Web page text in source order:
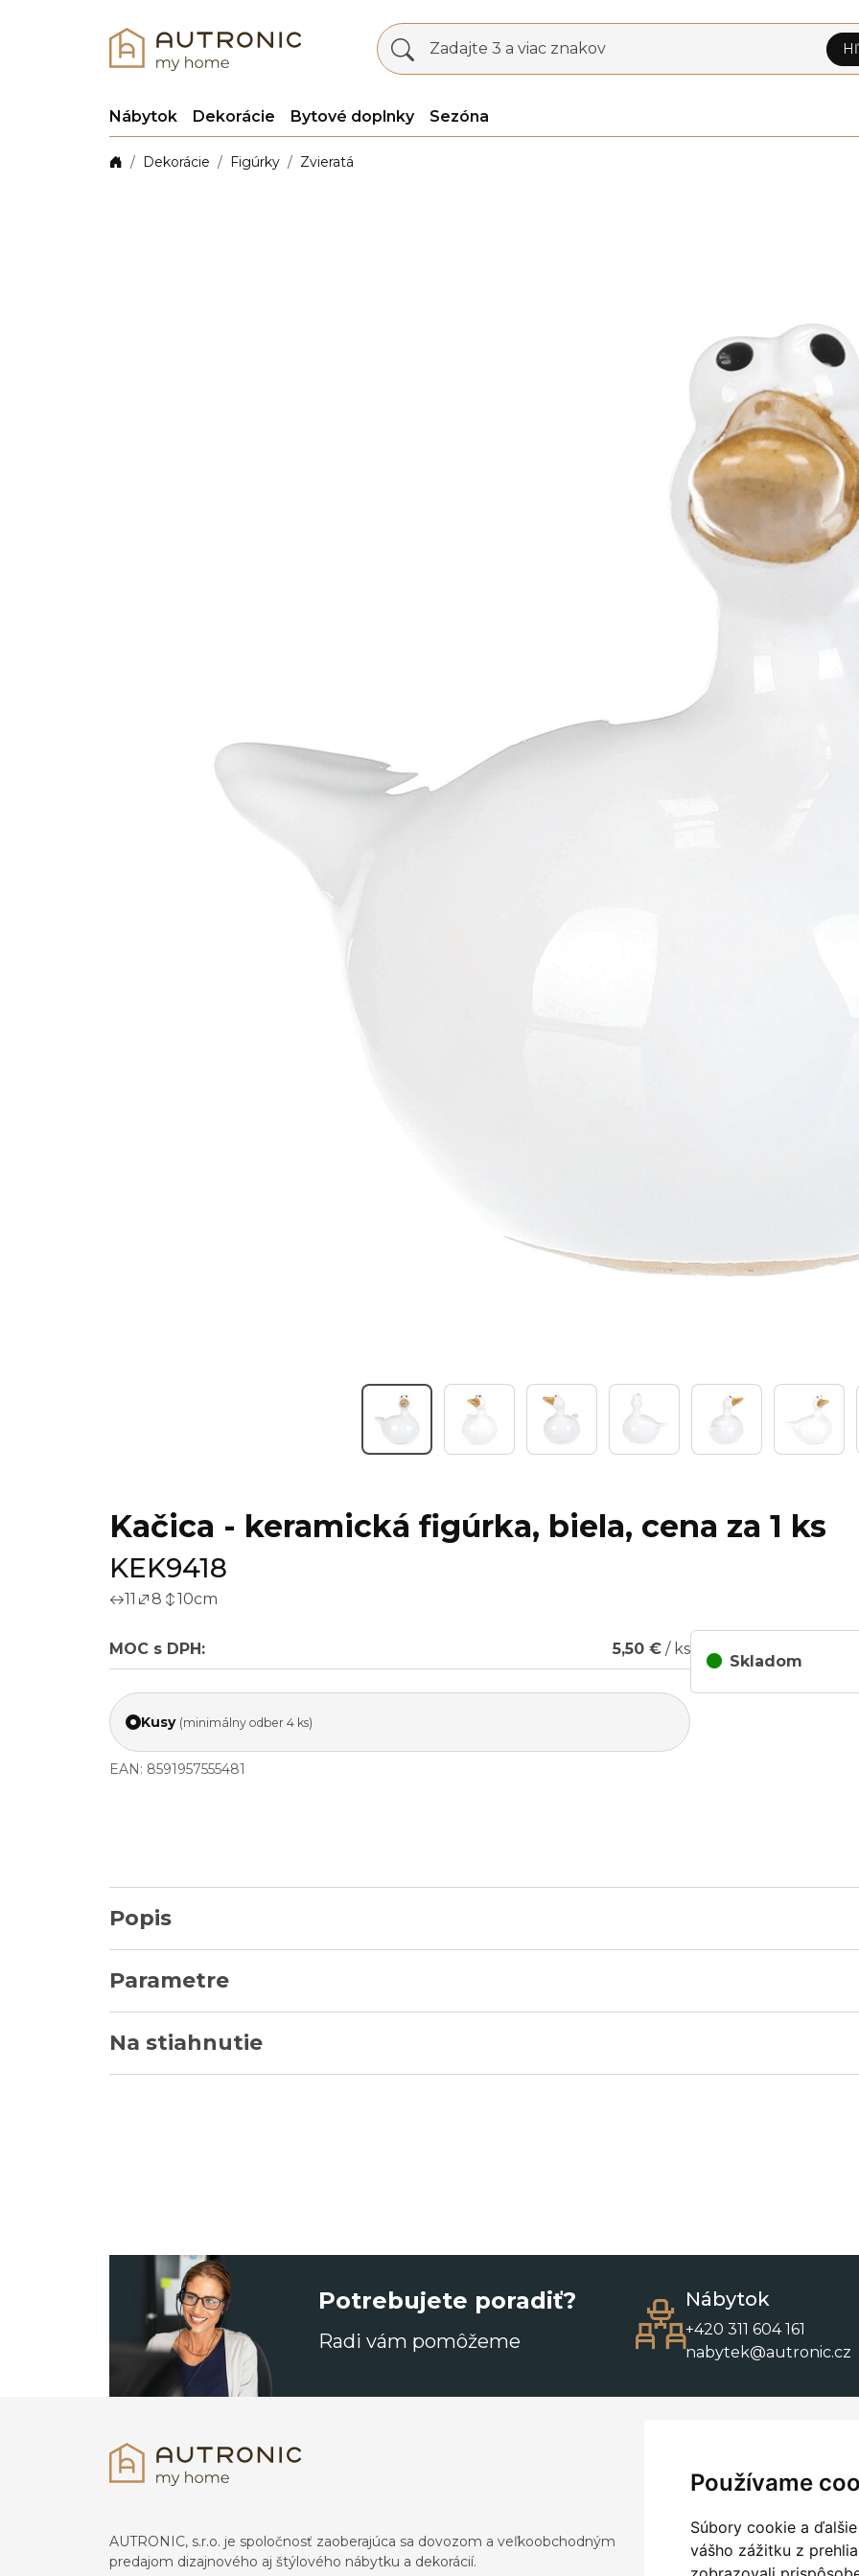
Používame
Súbory cookie a
vášho zážitku z
Zadajte 3 a viac znakov
Nábytok Dekorácie Bytové doplnky Sezóna
Dekorácie Figúrky Zvieratá
Kačica - keramická figúrka, biela, cena za 1 ks
KEK9418
11 8 10cm
MOC s DPH: 5,50 € / ks
Kusy (minimálny odber 4 ks)
EAN: 8591957555481
Skladom
Popis
Parametre
Na stiahnutie
Potrebujete poradiť?
Radi vám pomôžeme
Nábytok
+420 311 604 161
nabytek@autronic.cz
AUTRONIC, s.r.o. je spoločnosť zaoberajúca sa dovozom a veľkoobchodným
predajom dizajnového aj štýlového nábytku a dekorácií.